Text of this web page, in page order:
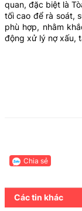
quan, đặc biệt là
tối cao để rà soát,
phù hợp, nhằm
động xử lý nợ xấu,
Chia sẻ
Các tin khác